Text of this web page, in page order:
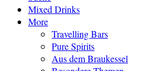
Mixed Drinks
More
Travelling Bars
Pure Spirits
Aus dem Braukessel